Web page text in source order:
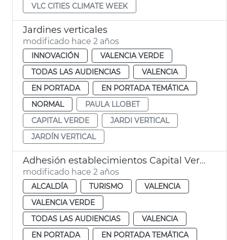
VLC CITIES CLIMATE WEEK
Jardines verticales
modificado hace 2 años
INNOVACIÓN
VALENCIA VERDE
TODAS LAS AUDIENCIAS
VALENCIA
EN PORTADA
EN PORTADA TEMÁTICA
NORMAL
PAULA LLOBET
CAPITAL VERDE
JARDI VERTICAL
JARDÍN VERTICAL
Adhesión establecimientos Capital Verde 2024
modificado hace 2 años
ALCALDÍA TURISMO
VALENCIA
VALENCIA VERDE
TODAS LAS AUDIENCIAS
VALENCIA
EN PORTADA
EN PORTADA TEMÁTICA